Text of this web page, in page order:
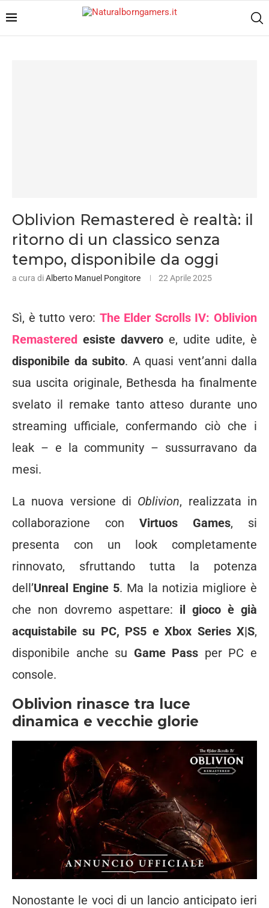
Oblivion Remastered è realtà: il
ritorno di un classico senza
tempo, disponibile da oggi
a cura diAlberto Manuel Pongitore 22 Aprile 2025
Sì, è tutto vero: The Elder Scrolls IV: Oblivion
Remastered esiste davvero e, udite udite, è
disponibile da subito. A quasi vent’anni dalla
sua uscita originale, Bethesda ha finalmente
svelato il remake tanto atteso durante uno
streaming ufficiale, confermando ciò che i
leak – e la community – sussurravano da
mesi.
La nuova versione di Oblivion, realizzata in
collaborazione con Virtuos Games, si
presenta con un look completamente
rinnovato, sfruttando tutta la potenza
dell’Unreal Engine 5. Ma la notizia migliore è
che non dovremo aspettare: il gioco è già
acquistabile su PC, PS5 e Xbox Series X|S,
disponibile anche su Game Pass per PC e
console.
Oblivion rinasce tra luce
dinamica e vecchie glorie
Nonostante le voci di un lancio anticipato ieri